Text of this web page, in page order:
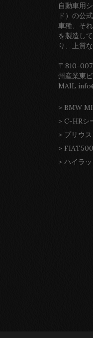
自動車用
ド）の公
車種、そ
を製造し
り、上質
〒810-
州産業東
MAIL
> BMW
> C-HRシ
> プリウ
>
> ハイラ